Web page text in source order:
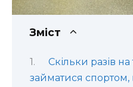
Зміст
Скільки разів
займатися спортом,